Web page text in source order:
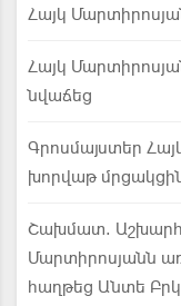
Հայկ
Հայկ
նվաճեց
Գրոսմայստեր
խորվաթ
Շախմատ.
Մարտիրոսյանն
հաղթեց Անտե